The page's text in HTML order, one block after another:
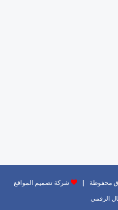
شركة تصميم المواقع
الرقمي